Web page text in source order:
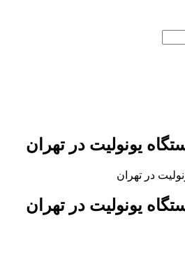
یونولیت در تهران
یونولیت در تهران